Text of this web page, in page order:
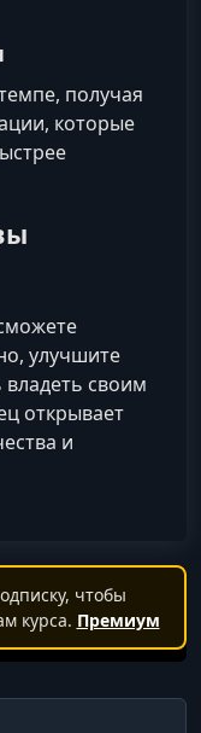
получая
которые
улучшите
своим
открывает
и
чтобы
курса. Премиум